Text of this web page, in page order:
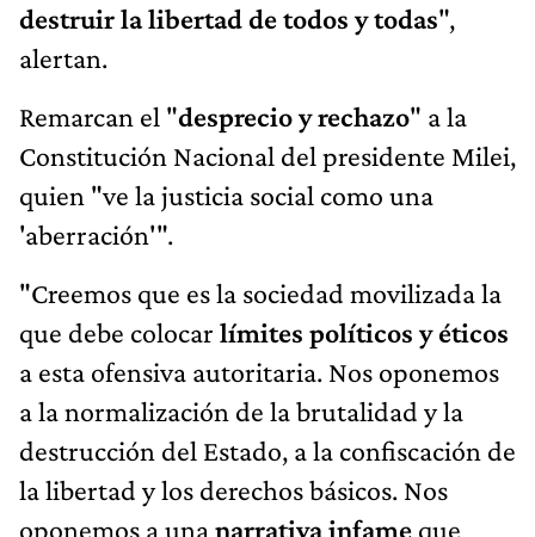
destruir la libertad de todos y todas",
alertan.
Remarcan el "desprecio y rechazo" a la
Constitución Nacional del presidente Milei,
quien "ve la justicia social como una
'aberración'".
"Creemos que es la sociedad movilizada la
que debe colocar límites políticos y éticos
a esta ofensiva autoritaria. Nos oponemos
a la normalización de la brutalidad y la
destrucción del Estado, a la confiscación de
la libertad y los derechos básicos. Nos
oponemos a una narrativa infame que